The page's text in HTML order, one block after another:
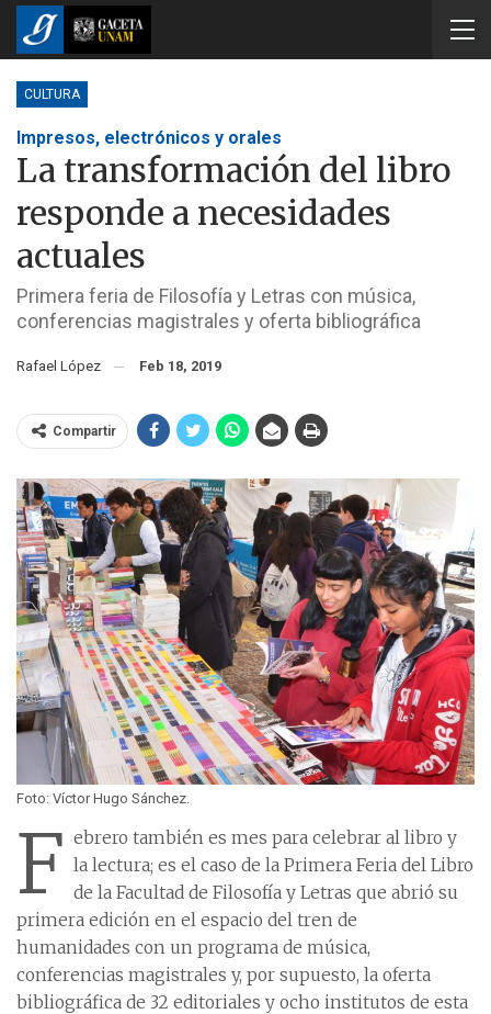
CULTURA
Impresos, electrónicos y orales
La transformación del libro
responde a necesidades
actuales
Primera feria de Filosofía y Letras con música,
conferencias magistrales y oferta bibliográfica
Rafael López Feb 18, 2019
Compartir
Foto: Víctor Hugo Sánchez.
F ebrero también es mes para celebrar al libro y
la lectura; es el caso de la Primera Feria del Libro
de la Facultad de Filosofía y Letras que abrió su
primera edición en el espacio del tren de
humanidades con un programa de música,
conferencias magistrales y, por supuesto, la oferta
bibliográfica de 32 editoriales y ocho institutos de esta